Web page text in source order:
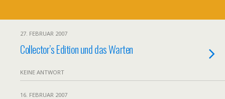
27. FEBRUAR 2007
Collector’s Edition und das Warten
KEINE ANTWORT
16. FEBRUAR 2007